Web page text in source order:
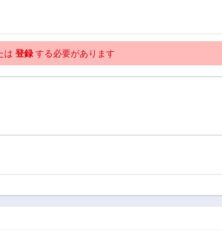
は 登録する必要があります